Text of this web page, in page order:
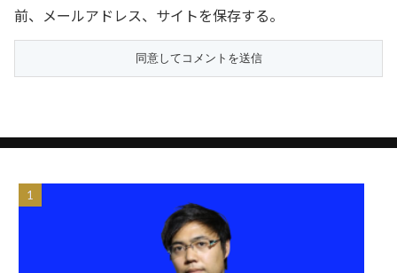
前、メールアドレス、サイトを保存する。